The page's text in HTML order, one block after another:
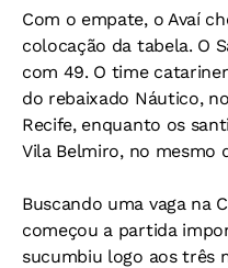
Com o empate, o Avaí
colocação da tabela. O
com 49. O time
do rebaixado Náutico,
Recife, enquanto os
Vila Belmiro, no mesmo
Buscando uma vaga na
começou a partida
sucumbiu logo aos três